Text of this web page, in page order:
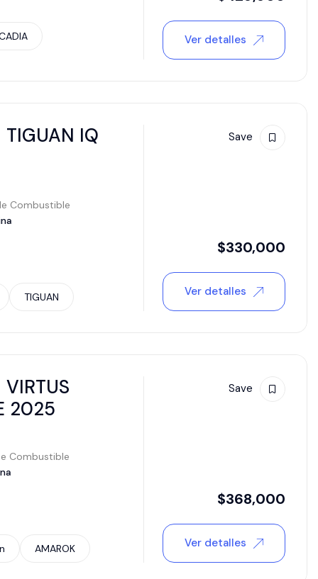
Ver detalles
TIGUAN IQ
Combustible
TIGUAN
Save
$330,000
Ver detalles
2025
Combustible
AMAROK
Save
$368,000
Ver detalles